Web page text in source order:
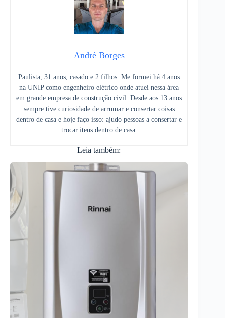
André Borges
Paulista, 31 anos, casado e 2 filhos. Me formei há 4 anos
na UNIP como engenheiro elétrico onde atuei nessa área
em grande empresa de construção civil. Desde aos 13 anos
sempre tive curiosidade de arrumar e consertar coisas
dentro de casa e hoje faço isso: ajudo pessoas a consertar e
trocar itens dentro de casa.
Leia também: